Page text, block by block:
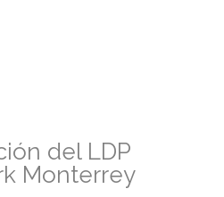
del LDP
Monterrey